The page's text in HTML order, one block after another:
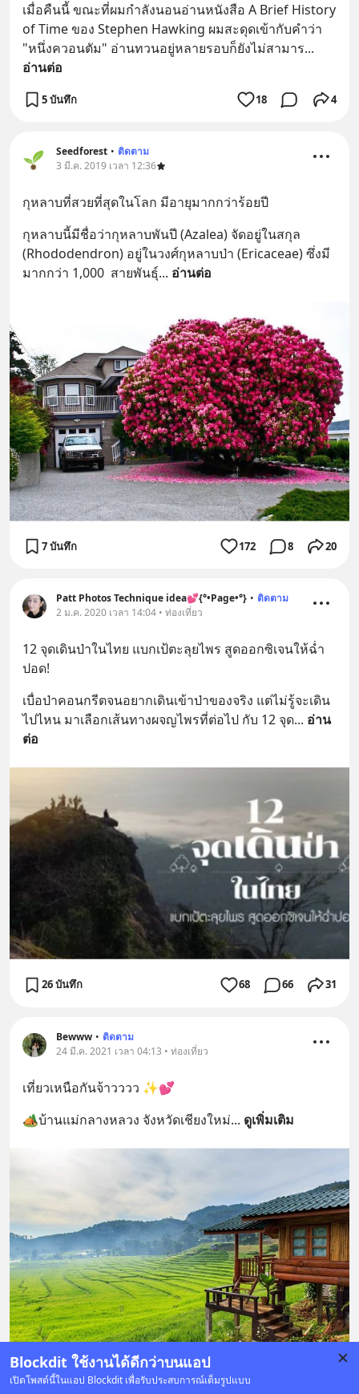
Blockdit ใช้งานได้ดีกว่าบนแอป
เปิดโพสต์นี้ในแอป Blockdit เพื่อรับประสบการณ์เต็มรูปแบบ
เมื่อคืนนี้ ขณะที่ผมกำลังนอนอ่านหนังสือ A Brief History
of Time ของ Stephen Hawking ผมสะดุดเข้ากับคำว่า
"หนึ่งควอนตัม" อ่านทวนอยู่หลายรอบก็ยังไม่สามาร
อ่านต่อ
5 บันทึก 18 4
Seedforest • ติดตาม
3 มี.ค. 2019 เวลา 12:36
กุหลาบที่สวยที่สุดในโลก มีอายุมากกว่าร้อยปี
กุหลาบนี้มีชื่อว่ากุหลาบพันปี (Azalea) จัดอยู่ในสกุล
(Rhododendron) อยู่ในวงศ์กุหลาบป่า (Ericaceae) ซึ่งมี
มากกว่า 1,000  สายพันธุ์... อ่านต่อ
7 บันทึก 172 8 20
Patt Photos Technique idea💕{°•Page•°} • ติดตาม
2 ม.ค. 2020 เวลา 14:04 • ท่องเที่ยว
12 จุดเดินป่าในไทย แบกเป้ตะลุยไพร สูดออกซิเจนให้ฉ่ำ
ปอด!
เบื่อป่าคอนกรีตจนอยากเดินเข้าป่าของจริง แต่ไม่รู้จะเดิน
ไปไหน มาเลือกเส้นทางผจญไพรที่ต่อไป กับ 12 จุด... อ่าน
ต่อ
26 บันทึก 68 66 31
Bewww • ติดตาม
24 มี.ค. 2021 เวลา 04:13 • ท่องเที่ยว
เที่ยวเหนือกันจ้าวววว ✨💕
🏕บ้านแม่กลางหลวง จังหวัดเชียงใหม่... ดูเพิ่มเติม